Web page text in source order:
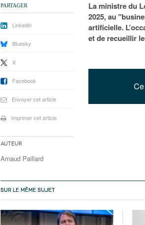
La ministre du
2025, au
artificielle.
et de recueillir
PARTAGER
Linkedin
Bluesky
X
Facebook
Envoyer cet article
Imprimer cet article
Auteur
Arnaud Paillard
SUR LE MÊME SUJET